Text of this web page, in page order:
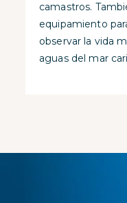
camastros.
equipamiento
observar la vida
aguas del mar